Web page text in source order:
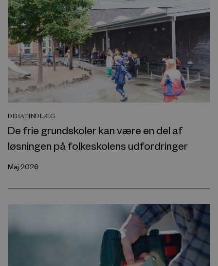
DEBATINDLÆG
De frie grundskoler kan være en del af
løsningen på folkeskolens udfordringer
Maj 2026